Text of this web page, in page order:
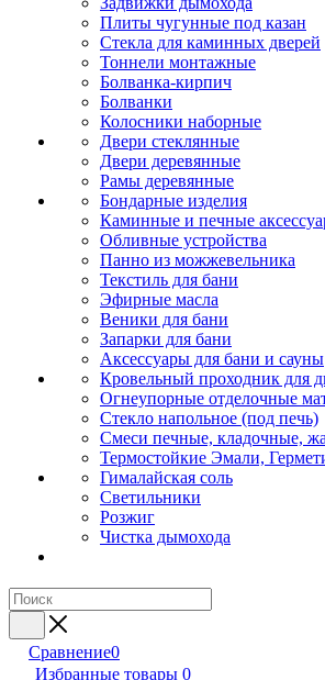
Плиты чугунные под казан
Стекла для каминных дверей
Тоннели монтажные
Болванка-кирпич
Болванки
Колосники наборные
Двери стеклянные
Двери деревянные
Рамы деревянные
Бондарные изделия
Каминные и печные
Обливные устройства
Панно из можжевельника
Текстиль для бани
Эфирные масла
Веники для бани
Запарки для бани
Аксессуары для бани и сауны
Кровельный проходник для
Огнеупорные отделочные
Стекло напольное (под печь)
Смеси печные, кладочные,
Термостойкие Эмали,
Гималайская соль
Светильники
Розжиг
Чистка дымохода
Сравнение0
Избранные товары 0